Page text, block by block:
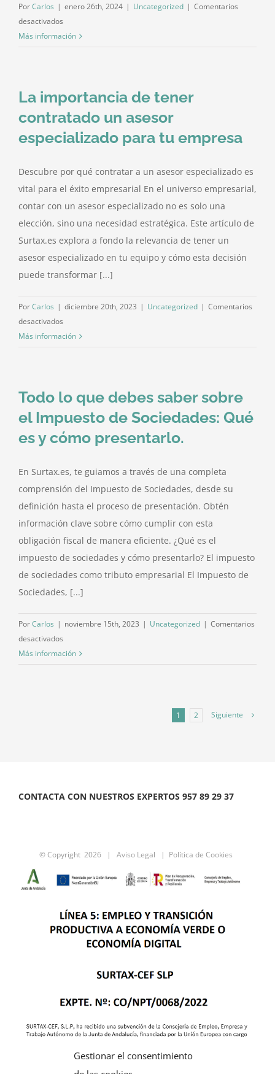
Gestionar el consentimiento
PorCarlos | enero 26th, 2024 | Uncategorized | Comentarios
desactivados
5
contratado
asesor
contable
tu
Más información
La importancia de tener
contratado un asesor
especializado para tu empresa
Descubre por qué contratar a un asesor especializado es
vital para el éxito empresarial En el universo empresarial,
contar con un asesor especializado no es solo una
elección, sino una necesidad estratégica. Este artículo de
Surtax.es explora a fondo la relevancia de tener un
asesor especializado en tu equipo y cómo esta decisión
puede transformar [...]
PorCarlos | diciembre 20th, 2023 | Uncategorized | Comentarios
desactivados
La
contratado
asesor
especializado
tu
Más información
Todo lo que debes saber sobre
el Impuesto de Sociedades: Qué
es y cómo presentarlo.
En Surtax.es, te guiamos a través de una completa
comprensión del Impuesto de Sociedades, desde su
definición hasta el proceso de presentación. Obtén
información clave sobre cómo cumplir con esta
obligación fiscal de manera eficiente. ¿Qué es el
impuesto de sociedades y cómo presentarlo? El impuesto
de sociedades como tributo empresarial El Impuesto de
Sociedades, [...]
PorCarlos | noviembre 15th, 2023 | Uncategorized | Comentarios
desactivados
Todo
Qué
presentarlo.
Más información
1 2 Siguiente
CONTACTA CON NUESTROS EXPERTOS 957 89 29 37
© Copyright 2026 | Aviso Legal | Política de Cookies